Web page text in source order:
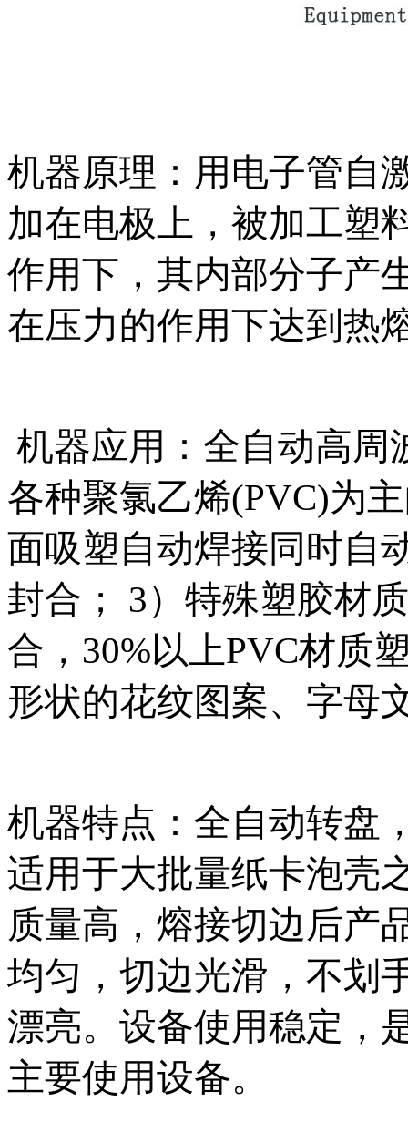
机器原理：用电子管自
加在电极上，被加工塑
作用下，其内部分子产
在压力的作用下达到热
机器应用：全自动高周
各种聚氯乙烯(PVC)为
面吸塑自动焊接同时自
封合； 3）特殊塑胶材
合，30%以上PVC材质
形状的花纹图案、字母
机器特点：全自动转盘
适用于大批量纸卡泡壳
质量高，熔接切边后产
均匀，切边光滑，不划
漂亮。设备使用稳定，
主要使用设备。